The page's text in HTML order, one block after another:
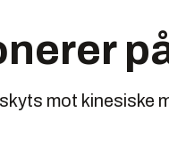
mot kinesiske